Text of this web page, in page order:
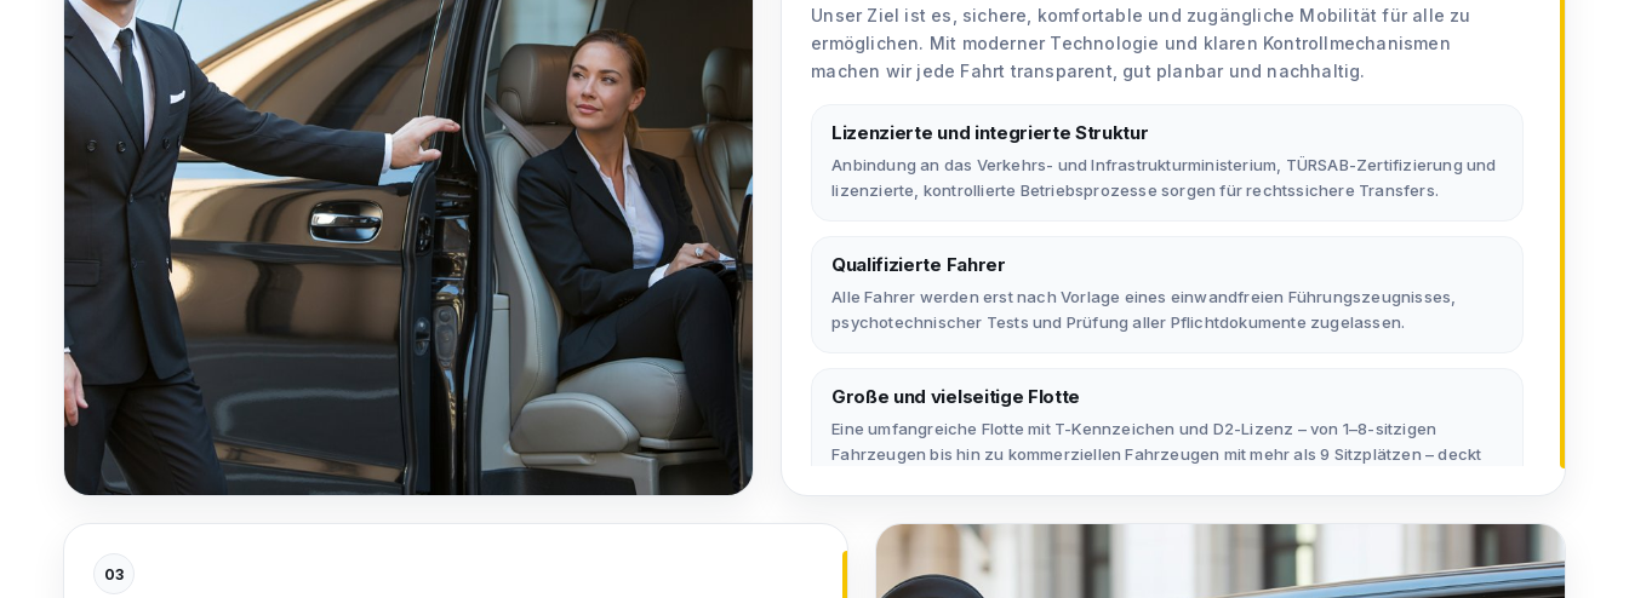
Unser Ziel ist es, sichere, komfortable und zugängliche Mobilität für alle zu
ermöglichen. Mit moderner Technologie und klaren Kontrollmechanismen
machen wir jede Fahrt transparent, gut planbar und nachhaltig.
Lizenzierte und integrierte Struktur
Anbindung an das Verkehrs- und Infrastrukturministerium, TÜRSAB-Zertifizierung und
lizenzierte, kontrollierte Betriebsprozesse sorgen für rechtssichere Transfers.
Qualifizierte Fahrer
Alle Fahrer werden erst nach Vorlage eines einwandfreien Führungszeugnisses,
psychotechnischer Tests und Prüfung aller Pflichtdokumente zugelassen.
Große und vielseitige Flotte
Eine umfangreiche Flotte mit T-Kennzeichen und D2-Lizenz – von 1–8-sitzigen
Fahrzeugen bis hin zu kommerziellen Fahrzeugen mit mehr als 9 Sitzplätzen – deckt
Transparente und sichere Bezahlung
Zahlungen erfolgen ausschließlich per Kreditkarte, Bargeld wird nicht akzeptiert. So
03